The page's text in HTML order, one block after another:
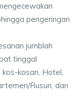
pengeringan
jumblah
tinggal
kosan, Hotel,
Rusun, dan